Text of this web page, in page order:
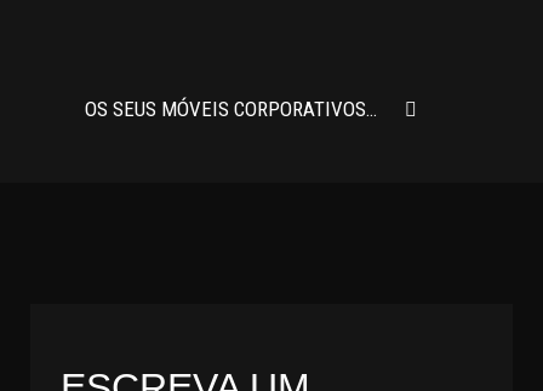
OS SEUS MÓVEIS CORPORATIVOS PEDEM UM CHARME E CONFORTO A MAIS, CONHEÇA O CAVALETTI SOLO